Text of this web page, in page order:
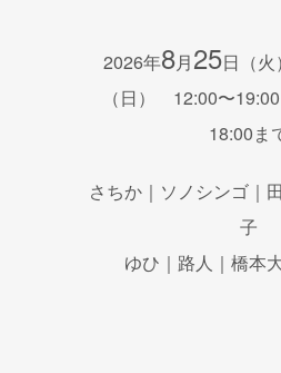
2026年8月25日（火
（日） 12:00〜
18:00ま
さちか｜ソノシンゴ｜
子
ゆひ｜路人｜橋本